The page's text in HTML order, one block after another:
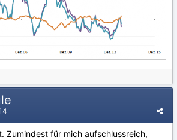
Zumindest für mich aufschlussreich,